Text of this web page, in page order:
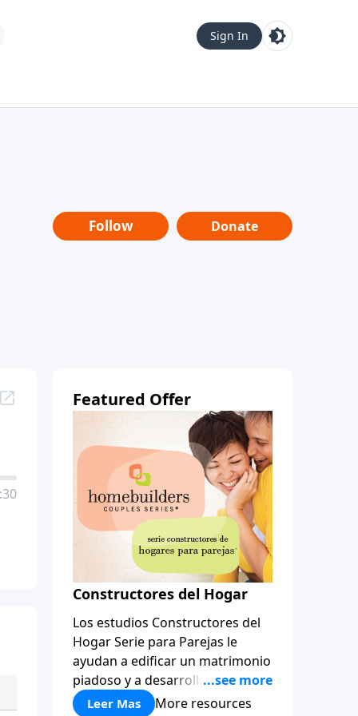
Sign In
Follow Donate
Featured Offer
Constructores del Hogar
Los estudios Constructores del
Hogar Serie para Parejas le
ayudan a edificar un matrimonio
piadoso y a desarrollar
amistades que duren para toda
Leer Mas More resources